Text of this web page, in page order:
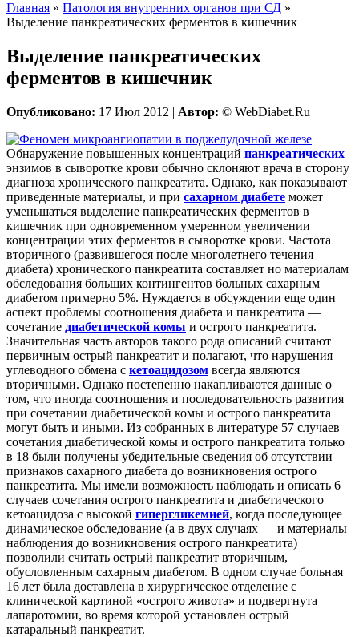
Главная » Патология внутренних органов при СД »
Выделение панкреатических ферментов в кишечник
Выделение панкреатических
ферментов в кишечник
Опубликовано: 17 Июл 2012 | Автор: © WebDiabet.Ru
Обнаружение повышенных концентраций панкреатических
энзимов в сыворотке крови обычно склоняют врача в сторону
диагноза хронического панкреатита. Однако, как показывают
приведенные материалы, и при сахарном диабете может
уменьшаться выделение панкреатических ферментов в
кишечник при одновременном умеренном увеличении
концентрации этих ферментов в сыворотке крови. Частота
вторичного (развившегося после многолетнего течения
диабета) хронического панкреатита составляет но материалам
обследования больших контингентов больных сахарным
диабетом примерно 5%. Нуждается в обсуждении еще один
аспект проблемы соотношения диабета и панкреатита —
сочетание диабетической комы и острого панкреатита.
Значительная часть авторов такого рода описаний считают
первичным острый панкреатит и полагают, что нарушения
углеводного обмена с кетоацидозом всегда являются
вторичными. Однако постепенно накапливаются данные о
том, что иногда соотношения и последовательность развития
при сочетании диабетической комы и острого панкреатита
могут быть и иными. Из собранных в литературе 57 случаев
сочетания диабетической комы и острого панкреатита только
в 18 были получены убедительные сведения об отсутствии
признаков сахарного диабета до возникновения острого
панкреатита. Мы имели возможность наблюдать и описать 6
случаев сочетания острого панкреатита и диабетического
кетоацидоза с высокой гипергликемией, когда последующее
динамическое обследование (а в двух случаях — и материалы
наблюдения до возникновения острого панкреатита)
позволили считать острый панкреатит вторичным,
обусловленным сахарным диабетом. В одном случае больная
16 лет была доставлена в хирургическое отделение с
клинической картиной «острого живота» и подвергнута
лапаротомии, во время которой установлен острый
катаральный панкреатит.